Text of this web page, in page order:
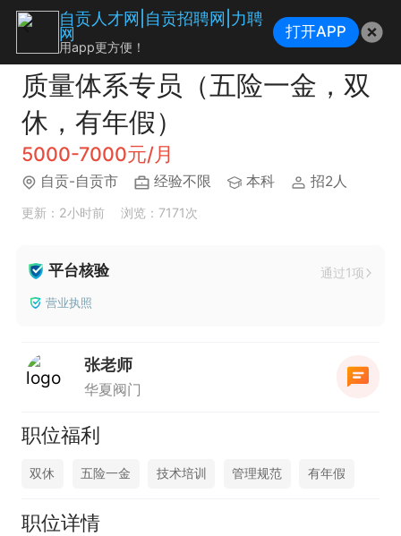
质量体系专员（五险一金，双
休，有年假）
5000-7000元/月
自贡-自贡市 经验不限 本科 招2人
更新：2小时前 浏览：7171次
平台核验 通过1项
营业执照
张老师
华夏阀门
职位福利
双休 五险一金 技术培训 管理规范 有年假
职位详情
自贡人才网|自贡招聘网|力聘
网
用app更方便！
打开APP